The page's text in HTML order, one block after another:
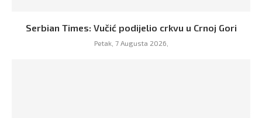
Serbian Times: Vučić podijelio crkvu u Crnoj Gori
Petak, 7 Augusta 2026,